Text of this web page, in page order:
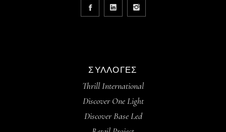
ΣΥΛΛΟΓΈΣ
Thrill International
Discover One Light
Discover Base Led